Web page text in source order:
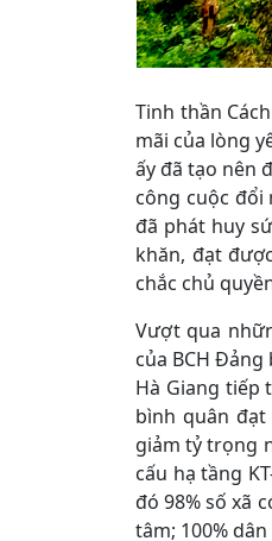
Tinh thần
mãi của lòng
ấy đã tạo nên
công cuộc đổi
đã phát huy
khăn, đạt
chắc chủ
Vượt qua
của BCH
Hà Giang tiếp
bình quân
giảm tỷ trọng
cấu hạ tầng
đó 98% số xã
tâm; 100%